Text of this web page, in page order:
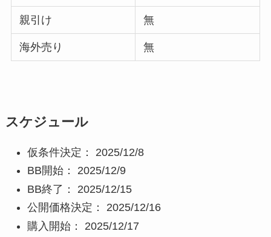
親引け 無
海外売り 無
スケジュール
仮条件決定： 2025/12/8
BB開始： 2025/12/9
BB終了： 2025/12/15
公開価格決定： 2025/12/16
購入開始： 2025/12/17